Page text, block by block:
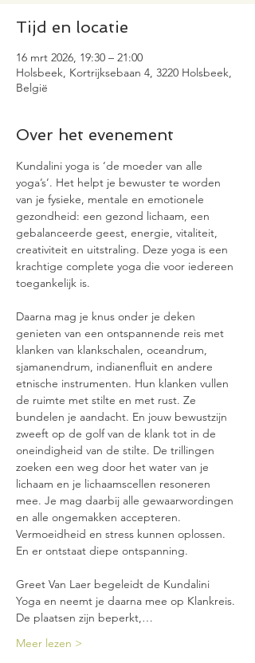
Tijd en locatie
16 mrt 2026, 19:30 – 21:00
Holsbeek, Kortrijksebaan 4, 3220 Holsbeek,
België
Over het evenement
Kundalini yoga is ‘de moeder van alle
yoga’s’. Het helpt je bewuster te worden
van je fysieke, mentale en emotionele
gezondheid: een gezond lichaam, een
gebalanceerde geest, energie, vitaliteit,
creativiteit en uitstraling. Deze yoga is een
krachtige complete yoga die voor iedereen
toegankelijk is.
Daarna mag je knus onder je deken
genieten van een ontspannende reis met
klanken van klankschalen, oceandrum,
sjamanendrum, indianenfluit en andere
etnische instrumenten. Hun klanken vullen
de ruimte met stilte en met rust. Ze
bundelen je aandacht. En jouw bewustzijn
zweeft op de golf van de klank tot in de
oneindigheid van de stilte. De trillingen
zoeken een weg door het water van je
lichaam en je lichaamscellen resoneren
mee. Je mag daarbij alle gewaarwordingen
en alle ongemakken accepteren.
Vermoeidheid en stress kunnen oplossen.
En er ontstaat diepe ontspanning.
Greet Van Laer begeleidt de Kundalini
Yoga en neemt je daarna mee op Klankreis.
De plaatsen zijn beperkt,…
Meer lezen >